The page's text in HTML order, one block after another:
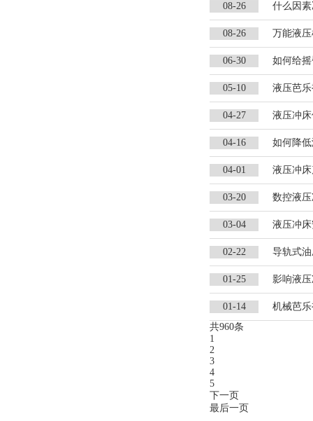
08-26 什么因
08-26 万能液
06-30 如何给
05-10 液压芭
04-27 液压冲
04-16 如何降
04-01 液压冲
03-20 数控液
03-04 液压冲
02-22 导轨式
01-25 影响液
01-14
机械芭
共960条
1
2
3
4
5
下一页
最后一页